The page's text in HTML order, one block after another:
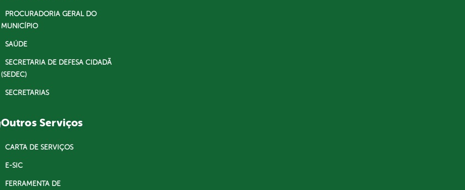
PROCURADORIA GERAL DO
MUNICÍPIO
SAÚDE
SECRETARIA DE DEFESA CIDADÃ
(SEDEC)
SECRETARIAS
Outros Serviços
CARTA DE SERVIÇOS
E-SIC
FERRAMENTA DE